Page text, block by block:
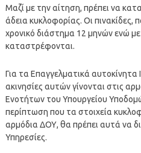
Μαζί με την αίτηση, πρέπει να
άδεια κυκλοφορίας. Οι πινακίδες,
χρονικό διάστημα 12 μηνών ενώ
καταστρέφονται.
Για τα Επαγγελματικά αυτοκίνητα
ακινησίες αυτών γίνονται στις
Ενοτήτων του Υπουργείου
περίπτωση που τα στοιχεία
αρμόδια ΔΟΥ, θα πρέπει αυτά να
Υπηρεσίες.